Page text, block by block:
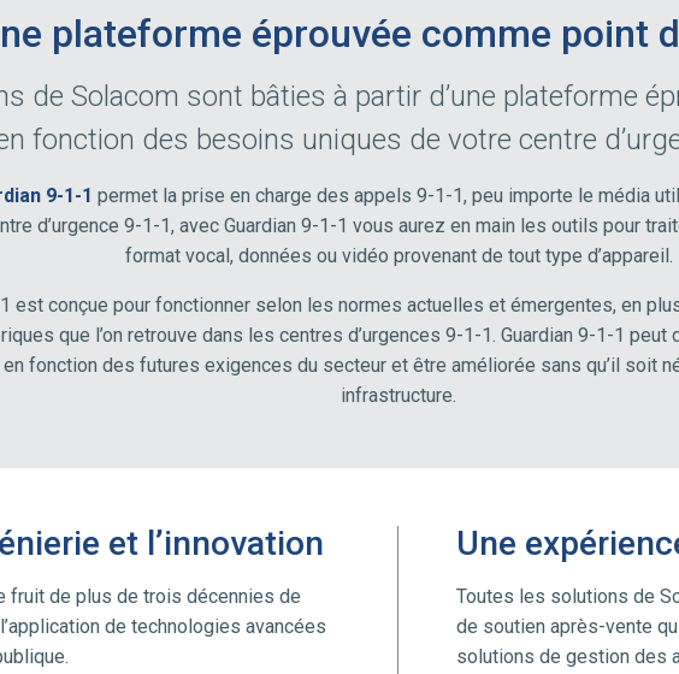
plateforme éprouvée comme point
de Solacom sont bâties à partir d’une plateforme
fonction des besoins uniques de votre centre
9-1-1 permet la prise en charge des appels 9-1-1, peu importe le média
d’urgence 9-1-1, avec Guardian 9-1-1 vous aurez en main les outils pour
format vocal, données ou vidéo provenant de tout type d’appareil.
est conçue pour fonctionner selon les normes actuelles et émergentes, en
que l’on retrouve dans les centres d’urgences 9-1-1. Guardian 9-1-1 peut
fonction des futures exigences du secteur et être améliorée sans qu’il soit
infrastructure.
et l’innovation
de plus de trois décennies de
de technologies avancées
Une
Toutes les solutions de
de soutien après-vente
solutions de gestion des